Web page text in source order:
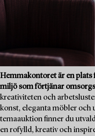
Hemmakontoret är en plats
miljö som förtjänar
kreativiteten och
konst, eleganta möbler och
temaauktion finner du
en rofylld, kreativ och